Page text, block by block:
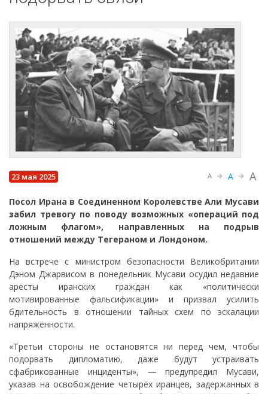
23 мая 2025 A A A
Посол Ирана в Соединенном Королевстве Али Мусави
забил тревогу по поводу возможных «операций под
ложным флагом», направленных на подрыв
отношений между Тегераном и Лондоном.
На встрече с министром безопасности Великобритании
Дэном Джарвисом в понедельник Мусави осудил недавние
аресты иранских граждан как «политически
мотивированные фальсификации» и призвал усилить
бдительность в отношении тайных схем по эскалации
напряжённости.
«Третьи стороны не остановятся ни перед чем, чтобы
подорвать дипломатию, даже будут устраивать
сфабрикованные инциденты», — предупредил Мусави,
указав на освобождение четырёх иранцев, задержанных в